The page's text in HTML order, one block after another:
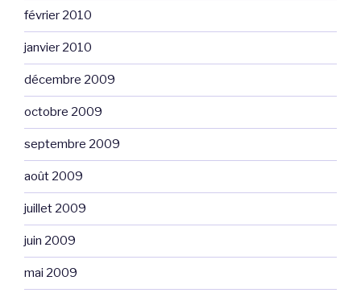
février 2010
janvier 2010
décembre 2009
octobre 2009
septembre 2009
août 2009
juillet 2009
juin 2009
mai 2009